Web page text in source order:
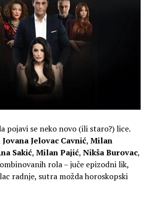
pojavi se neko novo (ili staro?) lice.
Jovana Jelovac Cavnić, Milan
Sakić, Milan Pajić, Nikša Burovac,
rola – juče epizodni lik,
radnje, sutra možda horoskopski